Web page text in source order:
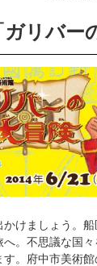
リバー
けましょう。船
。不思議な国
。府中市美術館